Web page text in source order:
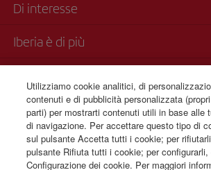
Di interesse
Iberia è di più
Vendita telefonica
+39 0 2 304 62 355
Dal lunedì alla domenica dalle 09:00 alle 20:00
alla domenica dalle ore 00:00 alle 24:00 (inglese
Utilizziamo cookie analitici, di
contenuti e di pubblicità personalizzata
parti) per mostrarti contenuti utili in base alle
di navigazione. Per accettare questo tipo di
sul pulsante Accetta tutti i cookie; per
pulsante Rifiuta tutti i cookie; per
Configurazione dei cookie. Per maggiori